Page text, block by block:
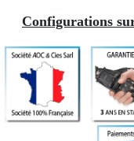
Configurations